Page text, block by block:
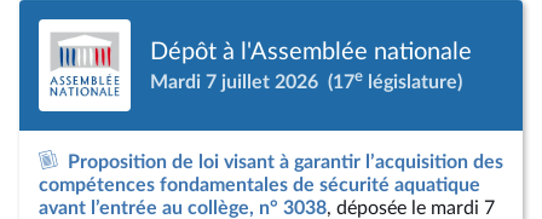
Dépôt à l'Assemblée nationale
Mardi 7 juillet 2026 (17e législature)
Proposition de loi visant à garantir l’acquisition des
compétences fondamentales de sécurité aquatique
avant l’entrée au collège, n° 3038, déposée le mardi 7